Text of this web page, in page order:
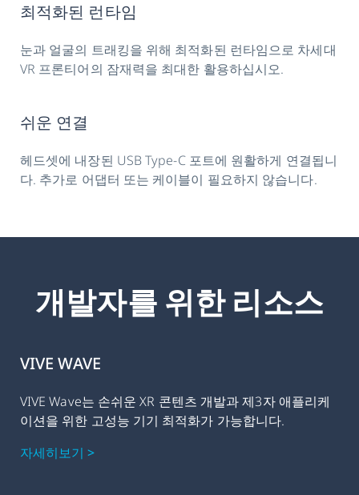
최적화된 런타임
눈과 얼굴의 트래킹을 위해 최적화된 런타임으로 차세대
VR 프론티어의 잠재력을 최대한 활용하십시오.
쉬운 연결
헤드셋에 내장된 USB Type-C 포트에 원활하게 연결됩니
다. 추가로 어댑터 또는 케이블이 필요하지 않습니다.
개발자를 위한 리소스
VIVE WAVE
VIVE Wave는 손쉬운 XR 콘텐츠 개발과 제3자 애플리케
이션을 위한 고성능 기기 최적화가 가능합니다.
자세히보기 >